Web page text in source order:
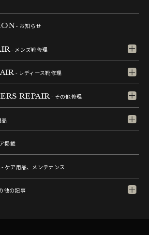
- お知らせ
- メンズ靴修理
- レディース靴修理
REPAIR- その他修理
品
掲載
- ケア用品、メンテナンス
他の記事